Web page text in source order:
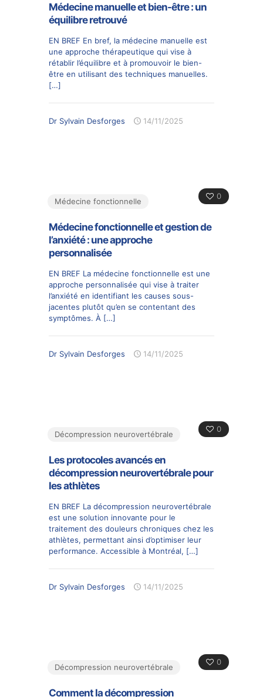
Médecine manuelle et bien-être : un
équilibre retrouvé
EN BREF En bref, la médecine manuelle est
une approche thérapeutique qui vise à
rétablir l’équilibre et à promouvoir le bien-
être en utilisant des techniques manuelles.
[…]
Dr Sylvain Desforges 14/11/2025
0
Médecine fonctionnelle
Médecine fonctionnelle et gestion de
l’anxiété : une approche
personnalisée
EN BREF La médecine fonctionnelle est une
approche personnalisée qui vise à traiter
l’anxiété en identifiant les causes sous-
jacentes plutôt qu’en se contentant des
symptômes. À […]
Dr Sylvain Desforges 14/11/2025
0
Décompression neurovertébrale
Les protocoles avancés en
décompression neurovertébrale pour
les athlètes
EN BREF La décompression neurovertébrale
est une solution innovante pour le
traitement des douleurs chroniques chez les
athlètes, permettant ainsi d’optimiser leur
performance. Accessible à Montréal, […]
Dr Sylvain Desforges 14/11/2025
0
Décompression neurovertébrale
Comment la décompression